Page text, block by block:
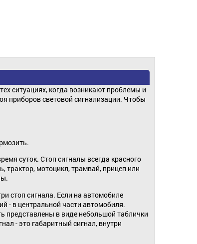
ситуациях, когда возникают проблемы и
приборов световой сигнализации. Чтобы
суток. Стоп сигналы всегда красного
трактор, мотоцикл, трамвай, прицеп или
стоп сигнала. Если на автомобиле
- в центральной части автомобиля.
представлены в виде небольшой таблички
- это габаритный сигнал, внутри